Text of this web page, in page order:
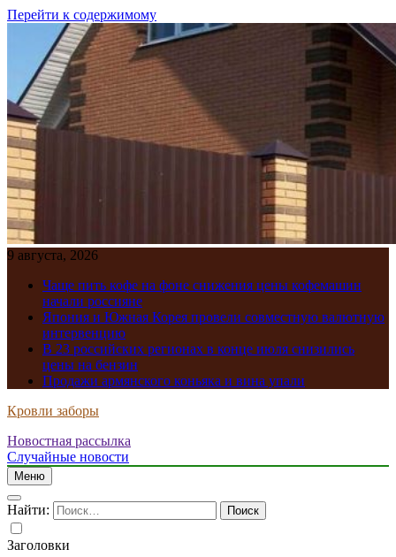
Перейти к содержимому
9 августа, 2026
Чаще пить кофе на фоне снижения цены кофемашин
начали россияне
Япония и Южная Корея провели совместную валютную
интервенцию
В 23 российских регионах в конце июля снизились
цены на бензин
Продажи армянского коньяка и вина упали
Кровли заборы
Новостная рассылка
Случайные новости
Меню
Найти:
Заголовки